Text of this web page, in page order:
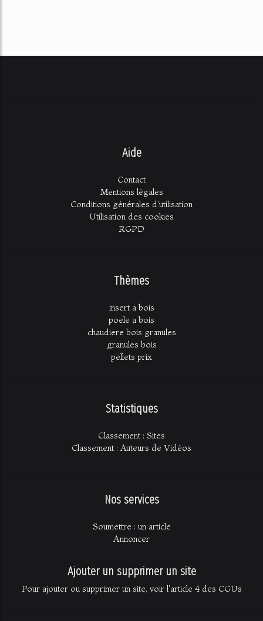
Aide
Contact
Mentions légales
Conditions générales d'utilisation
Utilisation des cookies
RGPD
Thèmes
insert a bois
poele a bois
chaudiere bois granules
granules bois
pellets prix
Statistiques
Classement : Sites
Classement : Auteurs de Vidéos
Nos services
Soumettre : un article
Annoncer
Ajouter un supprimer un site
Pour ajouter ou supprimer un site, voir l'article 4 des CGUs